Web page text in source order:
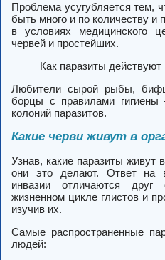
Проблема усугубляется тем,
быть много и по количеству и
в условиях медицинского
червей и простейших.
Как паразиты действуют
Любители сырой рыбы,
борцы с правилами
колоний паразитов.
Какие черви живут в
Узнав, какие паразиты живут
они это делают. Ответ на
инвазии отличаются
жизненном цикле глистов и
изучив их.
Самые распространенные
людей: